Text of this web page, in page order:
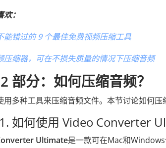
：
能错过的 9 个最佳免费视频压缩工具
压缩器，可在不损失质量的情况下压缩音频
部分：如何压缩音频？
用多种工具来压缩音频文件。本节讨论如何压
如何使用 Video Converter
Ultimate是一款可在Mac和